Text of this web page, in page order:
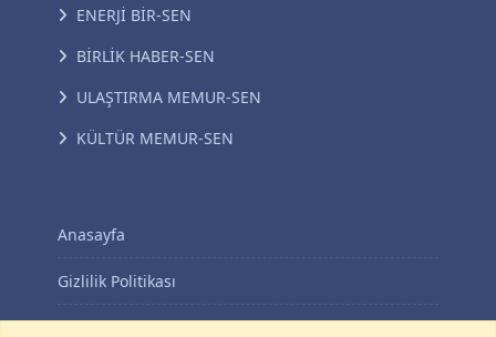
ENERJİ BİR-SEN
BİRLİK HABER-SEN
ULAŞTIRMA MEMUR-SEN
KÜLTÜR MEMUR-SEN
Anasayfa
Gizlilik Politikası
KVKK Aydınlatma Metni